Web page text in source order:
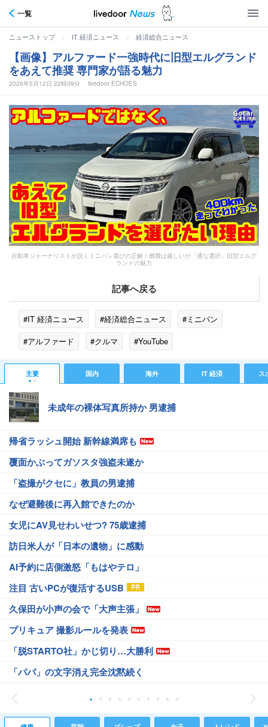
一覧
ニューストップ > IT 経済ニュース > 経済総合ニュース
【画像】アルファード一強時代に旧型エルグランド
をあえて推奨 専門家が語る魅力
2026年5月12日 22時39分 livedoor ECHOES
自動車ジャーナリストが説くミニバン選びの正解！燃費は厳しいが「通な選択」旧型エルグ
ランドの魅力
記事へ戻る
#IT 経済ニュース #経済総合ニュース
#ミニバン
#アルファード
#クルマ #YouTube
主要 国内 海外 IT 経済 ス
未成年の裸体写真所持か 男逮捕
帰省ラッシュ開始 新幹線満席も
覆面かぶってガソスタ強盗未遂か
「盗撮がクセに」教員の男逮捕
なぜ避難後に再入館できたのか
女児にAV見せわいせつ? 75歳逮捕
訪日米人が「日本の遺物」に感動
AI予約に店側激怒「もはやテロ」
注目 古いPCが復活するUSB
久保田が小声の会で「大声主張」
プリキュア 撮影ルールを発表
「脱STARTO社」かじ切り…大勝利
「パパ」の文字消え完全沈黙続く